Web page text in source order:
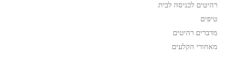
רהיטים לכניסה לבית
טיפים
מדברים רהיטים
מאחורי הקלעים